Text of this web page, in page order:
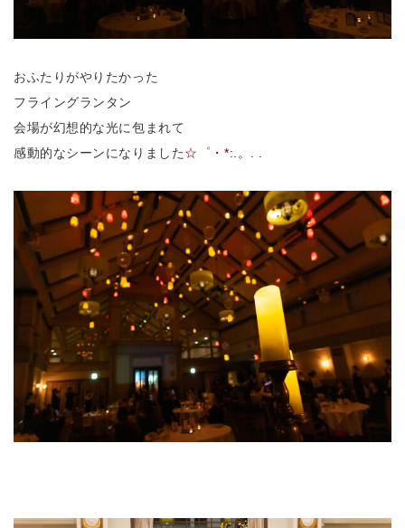
おふたりがやりたかった
フライングランタン
会場が幻想的な光に包まれて
感動的なシーンになりました☆゜・*:.。. .